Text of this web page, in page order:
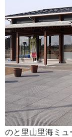
のと里山里海ミ